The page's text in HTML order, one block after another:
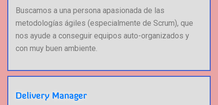
Buscamos a una persona apasionada de las
metodologías ágiles (especialmente de Scrum), que
nos ayude a conseguir equipos auto-organizados y
con muy buen ambiente.
Delivery Manager